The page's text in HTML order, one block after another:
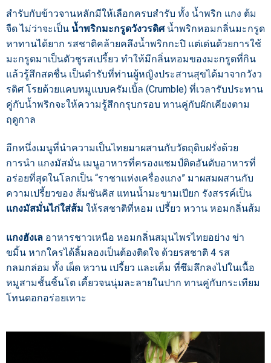
สำรับกับข้าวจานหลักมีให้เลือกครบสำรับ ทั้ง น้ำพริก แกง ต้ม
จืด ไม่ว่าจะเป็น น้ำพริกมะกรูดวังวรดิศ น้ำพริกหอมกลิ่นมะกรูด
หาทานได้ยาก รสชาติคล้ายคลึงน้ำพริกกะปิ แต่เด่นด้วยการใช้
มะกรูดมาเป็นตัวชูรสเปรี้ยว ทำให้มีกลิ่นหอมของมะกรูดที่กิน
แล้วรู้สึกสดชื่น เป็นตำรับที่ท่านผู้หญิงประสานสุขได้มาจากวังว
รดิศ โรยด้วยแคบหมูแบบครัมเบิ้ล (Crumble) ที่เวลารับประทาน
คู่กับน้ำพริกจะให้ความรู้สึกกรุบกรอบ ทานคู่กับผักเคียงตาม
ฤดูกาล
อีกหนึ่งเมนูที่นำความเป็นไทยมาผสานกับวัตถุดิบฝรั่งด้วย
การนำ แกงมัสมั่น เมนูอาหารที่ครองแชมป์ติดอันดับอาหารที่
อร่อยที่สุดในโลกเป็น “ราชาแห่งเครื่องแกง” มาผสมผสานกับ
ความเปรี้ยวของ ส้มซันคิส แทนน้ำมะขามเปียก รังสรรค์เป็น
แกงมัสมั่นไก่ใส่ส้ม ให้รสชาติที่หอม เปรี้ยว หวาน หอมกลิ่นส้ม
แกงฮังเล อาหารชาวเหนือ หอมกลิ่นสมุนไพรไทยอย่าง ข่า
ขมิ้น หากใครได้ลิ้มลองเป็นต้องติดใจ ด้วยรสชาติ 4 รส
กลมกล่อม ทั้ง เผ็ด หวาน เปรี้ยว และเค็ม ที่ซึมลึกลงไปในเนื้อ
หมูสามชั้นชิ้นโต เคี้ยวจนนุ่มละลายในปาก ทานคู่กับกระเทียม
โทนดอกอร่อยเหาะ